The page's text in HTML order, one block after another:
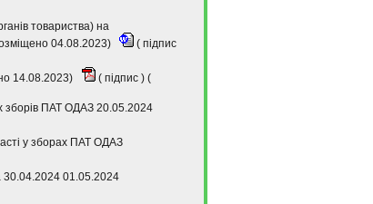
товариства) на
04.08.2023)
( підпис
14.08.2023)
( підпис ) (
зборів ПАТ ОДАЗ 20.05.2024
у зборах ПАТ ОДАЗ
30.04.2024 01.05.2024